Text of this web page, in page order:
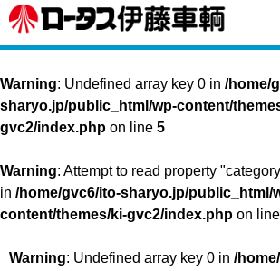
Warning: Undefined array key 0 in /home/
sharyo.jp/public_html/wp-content/
gvc2/index.php on line 5
Warning: Attempt to read property
in /home/gvc6/ito-sharyo.jp/public_html/
content/themes/ki-gvc2/index.php on line
Warning: Undefined array key 0 in /